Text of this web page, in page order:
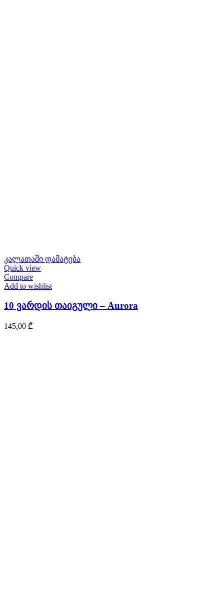
კალათაში დამატება
Quick view
Compare
Add to wishlist
10 ვარდის თაიგული – Aurora
145,00 ₾